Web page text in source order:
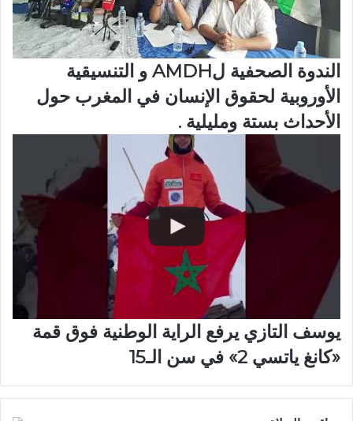
الندوة الصحفية لAMDH و التنسيقية
الأوروبية لحقوق الإنسان في المغرب حول
الأحداث بستة ومليلية .
يوسف التازي يرفع الراية الوطنية فوق قمة
«كانغ ياتسي 2» في سن الـ15